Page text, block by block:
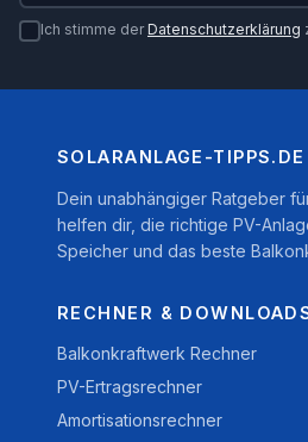
Ich stimme derDatenschutzerklärung
SOLARANLAGE-TIPPS.DE
Dein unabhängiger Ratgeber
helfen dir, die richtige PV-
Speicher und das beste
RECHNER &
Balkonkraftwerk Rechner
PV-Ertragsrechner
Amortisationsrechner